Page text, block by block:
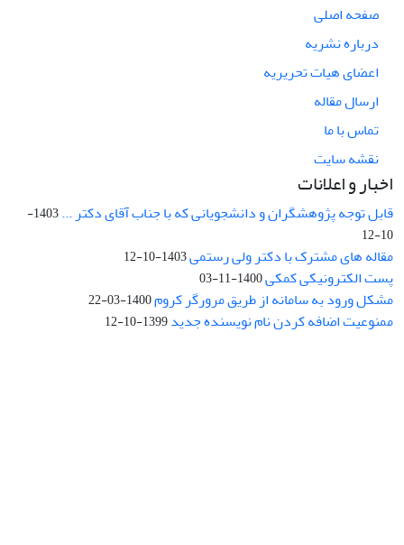
صفحه اصلی
درباره نشریه
اعضای هیات تحریریه
ارسال مقاله
تماس با ما
نقشه سایت
اخبار و اعلانات
قابل توجه پژوهشگران و دانشجویانی که با جناب آقای دکتر ...
1403-
10-12
مقاله های مشترک با دکتر ولی رستمی1403-10-12
پست الکترونیکی کمکی1400-11-03
مشکل ورود به سامانه از طریق مرورگر کروم1400-03-22
ممنوعیت اضافه کردن نام نویسنده جدید1399-10-12